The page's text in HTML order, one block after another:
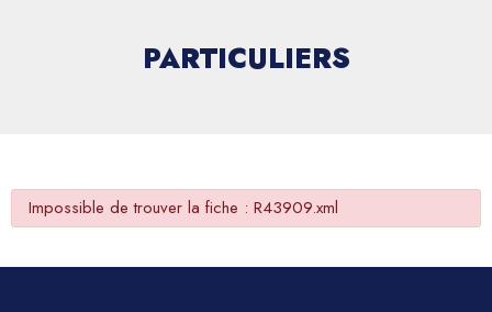
PARTICULIERS
Impossible de trouver la fiche : R43909.xml